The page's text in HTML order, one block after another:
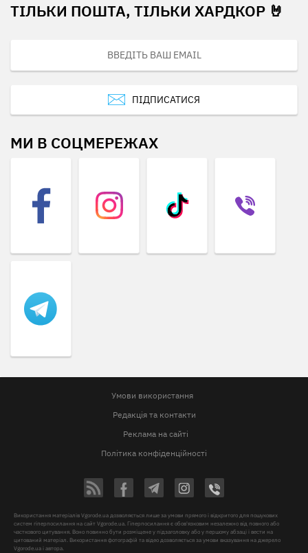
ТІЛЬКИ ПОШТА, ТІЛЬКИ ХАРДКОР 🤘
ПІДПИСАТИСЯ
МИ В СОЦМЕРЕЖАХ
Умови використання
Редакція та контакти
Реклама на сайті
Політика конфіденційності
Використання матеріалів Vgorode.ua дозволяється лише за умови прямого і відкритого для пошукових
систем гіперпосилання на сайт Vgorode.ua. Гіперпосилання є обов'язковим незалежно від повного або
часткового цитування. Воно повинно бути розміщене у підзаголовку або у першому абзаці і вести на
цитований матеріал. Використання фотографій та відео дозволяється за умови вказування на джерело
Vgorode.ua і автора.